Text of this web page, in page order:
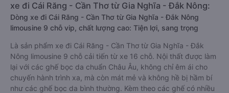
xe đi Cái Răng - Cần Thơ từ Gia Nghĩa - Đắk Nông:
Dòng xe đi Cái Răng - Cần Thơ từ Gia Nghĩa - Đắk Nông
limousine 9 chỗ vip, chất lượng cao: Tiện lợi, sang trọng
Là sản phẩm xe đi Cái Răng - Cần Thơ từ Gia Nghĩa - Đắk
Nông limousine 9 chỗ cải tiến từ xe 16 chỗ. Nội thất được làm
lại với các ghế bọc da chuẩn Châu Âu, không chỉ êm ái cho
chuyến hành trình xa, mà còn mát mẻ và không hề bị hầm bí
như các ghế bọc da bình thường. Kèm theo các ghế có nhiều